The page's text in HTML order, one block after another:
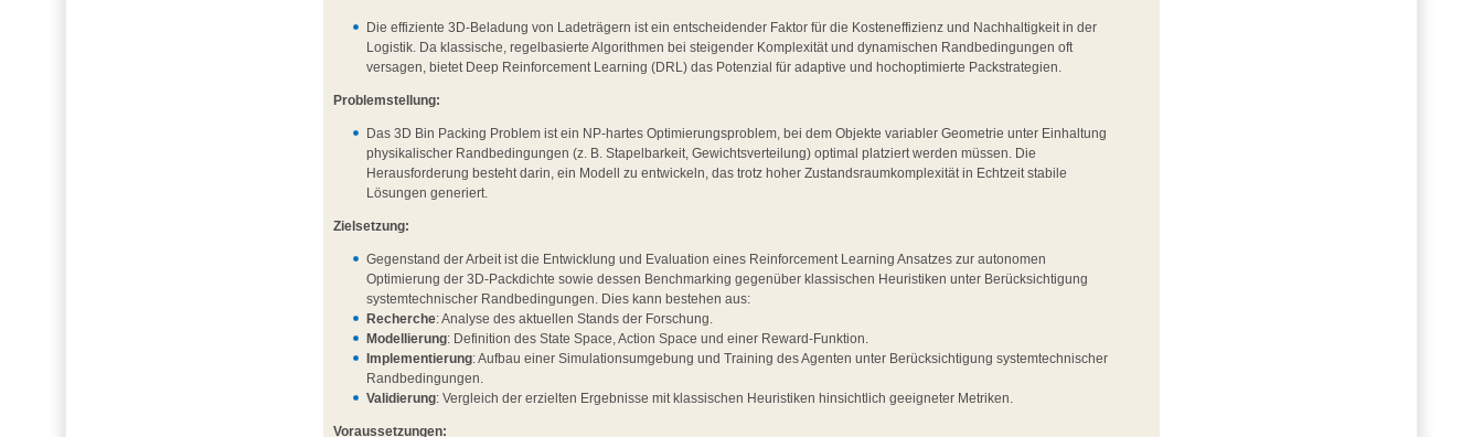
Die effiziente 3D-Beladung von Ladeträgern ist ein entscheidender Faktor für die Kosteneffizienz und Nachhaltigkeit in der
Logistik. Da klassische, regelbasierte Algorithmen bei steigender Komplexität und dynamischen Randbedingungen oft
versagen, bietet Deep Reinforcement Learning (DRL) das Potenzial für adaptive und hochoptimierte Packstrategien.
Problemstellung:
Das 3D Bin Packing Problem ist ein NP-hartes Optimierungsproblem, bei dem Objekte variabler Geometrie unter Einhaltung
physikalischer Randbedingungen (z. B. Stapelbarkeit, Gewichtsverteilung) optimal platziert werden müssen. Die
Herausforderung besteht darin, ein Modell zu entwickeln, das trotz hoher Zustandsraumkomplexität in Echtzeit stabile
Lösungen generiert.
Zielsetzung:
Gegenstand der Arbeit ist die Entwicklung und Evaluation eines Reinforcement Learning Ansatzes zur autonomen
Optimierung der 3D-Packdichte sowie dessen Benchmarking gegenüber klassischen Heuristiken unter Berücksichtigung
systemtechnischer Randbedingungen. Dies kann bestehen aus:
Recherche: Analyse des aktuellen Stands der Forschung.
Modellierung: Definition des State Space, Action Space und einer Reward-Funktion.
Implementierung: Aufbau einer Simulationsumgebung und Training des Agenten unter Berücksichtigung systemtechnischer
Randbedingungen.
Validierung: Vergleich der erzielten Ergebnisse mit klassischen Heuristiken hinsichtlich geeigneter Metriken.
Voraussetzungen: